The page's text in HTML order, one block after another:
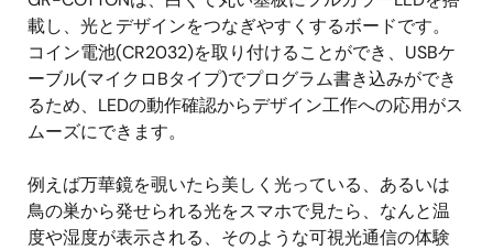
載し、光とデザインをつなぎやすくするボードです。
コイン電池(CR2032)を取り付けることができ、USBケ
ーブル(マイクロBタイプ)でプログラム書き込みができ
るため、LEDの動作確認からデザイン工作への応用がス
ムーズにできます。
例えば万華鏡を覗いたら美しく光っている、あるいは
鳥の巣から発せられる光をスマホで見たら、なんと温
度や湿度が表示される、そのような可視光通信の体験